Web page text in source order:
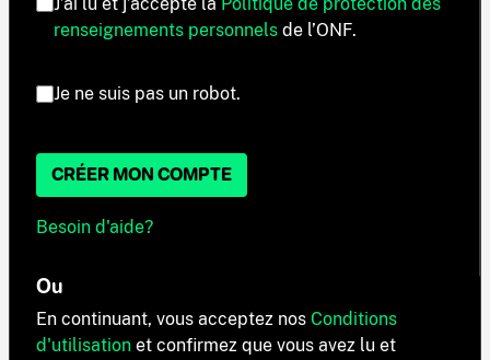
renseignements personnels de l’ONF.
Je ne suis pas un robot.
CRÉER MON COMPTE
Besoin d'aide?
Ou
En continuant, vous acceptez nos Conditions
d'utilisation et confirmez que vous avez lu et